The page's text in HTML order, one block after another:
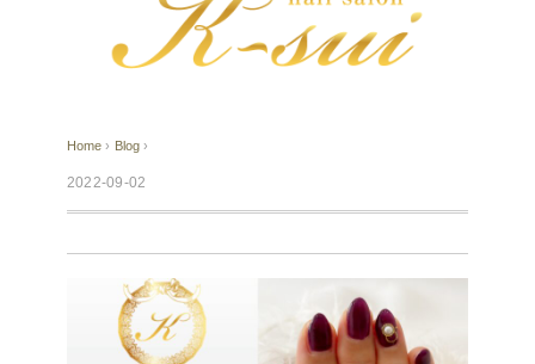
Home › Blog ›
2022-09-02